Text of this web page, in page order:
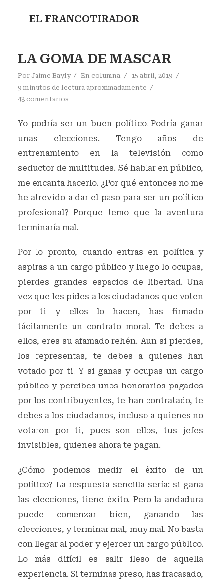
EL FRANCOTIRADOR
LA GOMA DE MASCAR
Por Jaime Bayly En columna
15 abril, 2019
9 minutos de lectura aproximadamente
43 comentarios
Yo podría ser un buen político. Podría ganar
unas elecciones. Tengo años de
entrenamiento en la televisión como
seductor de multitudes. Sé hablar en público,
me encanta hacerlo. ¿Por qué entonces no me
he atrevido a dar el paso para ser un político
profesional? Porque temo que la aventura
terminaría mal.
Por lo pronto, cuando entras en política y
aspiras a un cargo público y luego lo ocupas,
pierdes grandes espacios de libertad. Una
vez que les pides a los ciudadanos que voten
por ti y ellos lo hacen, has firmado
tácitamente un contrato moral. Te debes a
ellos, eres su afamado rehén. Aun si pierdes,
los representas, te debes a quienes han
votado por ti. Y si ganas y ocupas un cargo
público y percibes unos honorarios pagados
por los contribuyentes, te han contratado, te
debes a los ciudadanos, incluso a quienes no
votaron por ti, pues son ellos, tus jefes
invisibles, quienes ahora te pagan.
¿Cómo podemos medir el éxito de un
político? La respuesta sencilla sería: si gana
las elecciones, tiene éxito. Pero la andadura
puede comenzar bien, ganando las
elecciones, y terminar mal, muy mal. No basta
con llegar al poder y ejercer un cargo público.
Lo más difícil es salir ileso de aquella
experiencia. Si terminas preso, has fracasado,